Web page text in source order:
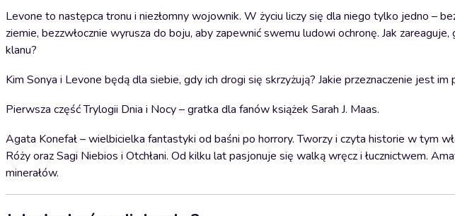
Levone to następca tronu i niezłomny wojownik. W życiu liczy się dla niego tylko jedno –
ziemie, bezzwłocznie wyrusza do boju, aby zapewnić swemu ludowi ochronę. Jak
klanu?
Kim Sonya i Levone będą dla siebie, gdy ich drogi się skrzyżują? Jakie przeznaczenie jest im
Pierwsza część Trylogii Dnia i Nocy – gratka dla fanów książek Sarah J. Maas.
Agata Konefał – wielbicielka fantastyki od baśni po horrory. Tworzy i czyta historie w tym
Róży oraz Sagi Niebios i Otchłani. Od kilku lat pasjonuje się walką wręcz i łucznictwem.
minerałów.